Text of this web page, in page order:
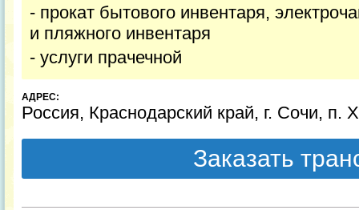
- прокат бытового инвентаря,
и пляжного инвентаря
- услуги прачечной
АДРЕС:
Россия, Краснодарский край, г. Сочи, п.
Заказать